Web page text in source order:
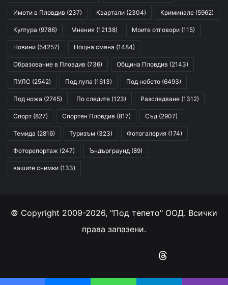
Имоти в Пловдив (237) Квартали (2304) Криминале (5962)
Култура (9786) Мнения (12138) Моите отговори (115)
Новини (54257) Нощна смяна (1484)
Образование в Пловдив (736) Община Пловдив (2143)
ПУЛС (2542) Под лупа (1613) Под небето (6493)
Под ножа (2745) По следите (123) Разследване (1312)
Спорт (827) Спортен Пловдив (817) Съд (2907)
Темида (2816) Туризъм (323) Фотогалерия (174)
Фоторепортаж (247) Ъндърграунд (89)
вашите снимки (133)
© Copyright 2009-2026, "Под тепето" ООД. Всички
права запазени.
Instagram
RSS